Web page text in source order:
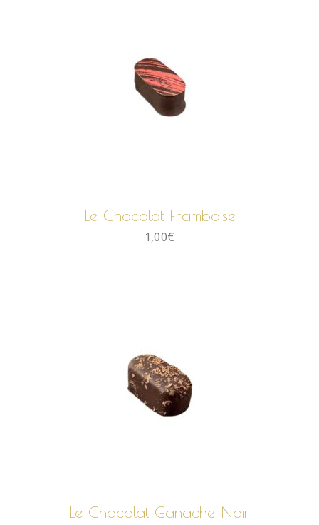
Le Chocolat Framboise
1,00€
Le Chocolat Ganache Noir